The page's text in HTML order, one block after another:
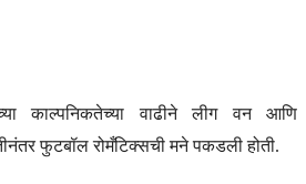
काल्पनिकतेच्या वाढीने लीग वन आणि
फुटबॉल रोमँटिक्सची मने पकडली होती.